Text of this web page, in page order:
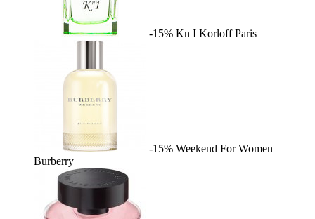
-15% Kn I Korloff Paris
-15% Weekend For Women
Burberry